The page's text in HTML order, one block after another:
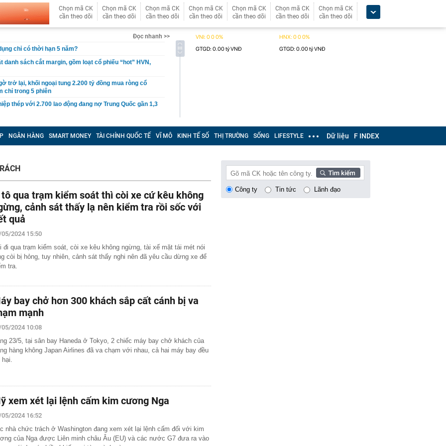
Chọn mã CK
cần theo dõi
Chọn mã CK
cần theo dõi
Chọn mã CK
cần theo dõi
Chọn mã CK
cần theo dõi
Chọn mã CK
cần theo dõi
Chọn mã CK
cần theo dõi
Chọn mã CK
cần theo dõi
Đọc nhanh >>
chỉ có thời hạn 5 năm?
danh sách cắt margin, gồm loạt cổ phiếu “hot” HVN,
trở lại, khối ngoại tung 2.200 tỷ đồng mua ròng cổ
chỉ trong 5 phiên
thép với 2.700 lao động đang nợ Trung Quốc gần 1,3
trọng đang trở lại trên thị trường chứng khoán
50 tuổi ăn cà tím mỗi ngày để chữa tiểu đường, 3 tháng
"Ông ăn gì thế?"
bố phim Tết 2027, nghe tên ai cũng quả quyết “chắc
giấu kín suốt 15 năm trên iPhone
nhiều gia đình không còn phơi quần áo ở ban công?
ngoài trời đang được dùng theo 1 cách rất khác
thuộc có khả năng tích tụ kim loại nặng, người Việt
gốc trước khi sử dụng
Lịch đi học trở lại của học sinh 34 tỉnh, thành phố sau kỳ
gắn bó khăng khít, con trẻ được hưởng lợi!
Crimea, phá hủy hệ thống phòng không 15 triệu USD
đốc Nhà hát Chèo Quân đội mua ô tô tặng sinh nhật
12 tuổi
"dính" gần 100 lần phạt nguội do chạy quá tốc độ quy
7/2026 vi phạm 21 lần
bực bội vì lộ tin về kho đạn dược Mỹ
Không khí tập thể dục sáng ở Việt Nam 'có tính gây
NGÂN HÀNG SMART MONEY TÀI CHÍNH QUỐC TẾ VĨ MÔ KINH TẾ SỐ THỊ TRƯỜNG SỐNG LIFESTYLE Dữ liệu F INDEX
tô qua trạm kiểm soát thì còi xe cứ kêu không
cảnh sát thấy lạ nên kiểm tra rồi sốc với
quả
2024 15:50
đi qua trạm kiểm soát, còi xe kêu không ngừng, tài xế mặt tái mét nói
còi bị hỏng, tuy nhiên, cảnh sát thấy nghi nên đã yêu cầu dừng xe để
tra.
bay chở hơn 300 khách sắp cất cánh bị va
mạnh
2024 10:08
23/5, tại sân bay Haneda ở Tokyo, 2 chiếc máy bay chở khách của
hàng không Japan Airlines đã va chạm với nhau, cả hai máy bay đều
hại.
xem xét lại lệnh cấm kim cương Nga
05/2024 16:52
nhà chức trách ở Washington đang xem xét lại lệnh cấm đối với kim
của Nga được Liên minh châu Âu (EU) và các nước G7 đưa ra vào
Công ty Tin tức Lãnh đạo